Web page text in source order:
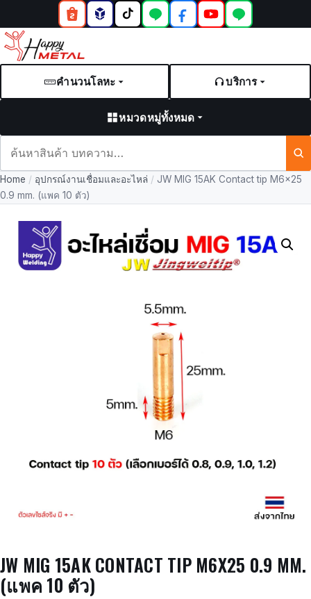
คำนวนโลหะ บริการ
หมวดหมู่ทั้งหมด
และ
บทความ
Home / อุปกรณ์งานเชื่อมและอะไหล่ / JW MIG 15AK Contact tip M6x25
0.9 mm. (แพค 10 ตัว)
JW MIG 15AK CONTACT TIP M6X25 0.9 MM.
(แพค 10 ตัว)